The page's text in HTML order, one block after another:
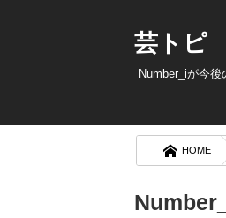
芸トピ
Number_iが今
HOME